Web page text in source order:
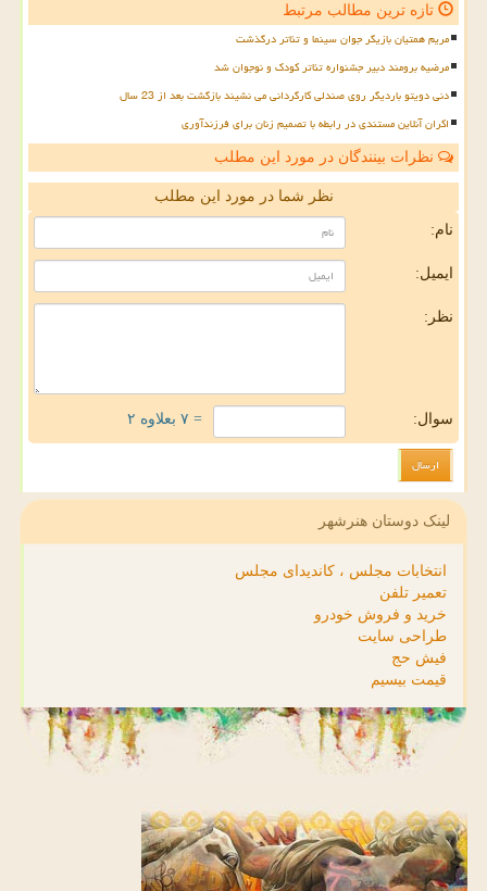
تازه ترین مطالب مرتبط
مریم همتیان بازیگر جوان سینما و تئاتر درگذشت
مرضیه برومند دبیر جشنواره تئاتر کودک و نوجوان شد
دنی دویتو باردیگر روی صندلی کارگردانی می نشیند بازگشت بعد از 23 سال
اکران آنلاین مستندی در رابطه با تصمیم زنان برای فرزندآوری
نظرات بینندگان در مورد این مطلب
نظر شما در مورد این مطلب
نام:
ایمیل:
نظر:
سوال: = ۷ بعلاوه ۲
لینک دوستان هنرشهر
انتخابات مجلس ، کاندیدای مجلس
تعمیر تلفن
خرید و فروش خودرو
طراحی سایت
فیش حج
قیمت بیسیم